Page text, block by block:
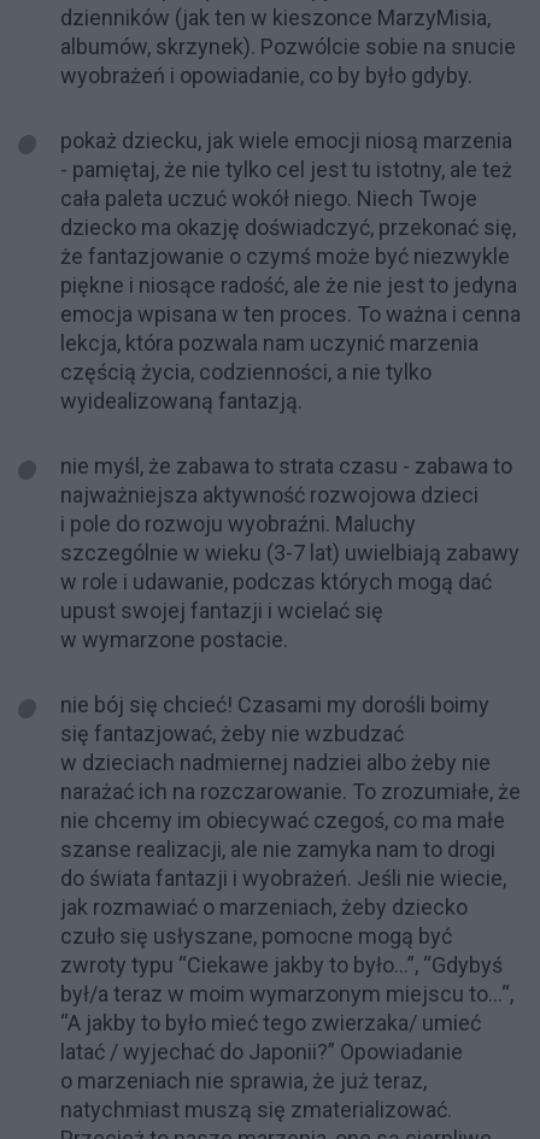
dzienników (jak ten w kieszonce MarzyMisia,
albumów, skrzynek). Pozwólcie sobie na snucie
wyobrażeń i opowiadanie, co by było gdyby.
pokaż dziecku, jak wiele emocji niosą marzenia
- pamiętaj, że nie tylko cel jest tu istotny, ale też
cała paleta uczuć wokół niego. Niech Twoje
dziecko ma okazję doświadczyć, przekonać się,
że fantazjowanie o czymś może być niezwykle
piękne i niosące radość, ale że nie jest to jedyna
emocja wpisana w ten proces. To ważna i cenna
lekcja, która pozwala nam uczynić marzenia
częścią życia, codzienności, a nie tylko
wyidealizowaną fantazją.
nie myśl, że zabawa to strata czasu - zabawa to
najważniejsza aktywność rozwojowa dzieci
i pole do rozwoju wyobraźni. Maluchy
szczególnie w wieku (3-7 lat) uwielbiają zabawy
w role i udawanie, podczas których mogą dać
upust swojej fantazji i wcielać się
w wymarzone postacie.
nie bój się chcieć! Czasami my dorośli boimy
się fantazjować, żeby nie wzbudzać
w dzieciach nadmiernej nadziei albo żeby nie
narażać ich na rozczarowanie. To zrozumiałe, że
nie chcemy im obiecywać czegoś, co ma małe
szanse realizacji, ale nie zamyka nam to drogi
do świata fantazji i wyobrażeń. Jeśli nie wiecie,
jak rozmawiać o marzeniach, żeby dziecko
czuło się usłyszane, pomocne mogą być
zwroty typu “Ciekawe jakby to było…”, “Gdybyś
był/a teraz w moim wymarzonym miejscu to…“,
“A jakby to było mieć tego zwierzaka/ umieć
latać / wyjechać do Japonii?” Opowiadanie
o marzeniach nie sprawia, że już teraz,
natychmiast muszą się zmaterializować.